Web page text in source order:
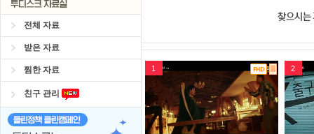
전체 자료
받은 자료
찜한 자료
친구 관리
1 2